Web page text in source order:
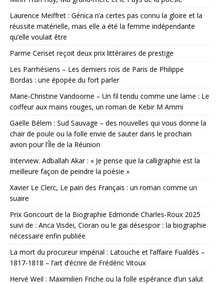
Laurence Meiffret : Génica n’a certes pas connu la gloire et la
réussite matérielle, mais elle a été la femme indépendante
qu’elle voulait être
Parme Ceriset reçoit deux prix littéraires de prestige
Les Parrhésiens – Les derniers rois de Paris de Philippe
Bordas : une épopée du fort parler
Marie-Christine Vandoorne – Un fil tendu comme une lame : Le
coiffeur aux mains rouges, un roman de Kebir M Ammi
Gaëlle Bélem : Sud Sauvage – des nouvelles qui vous donne la
chair de poule ou la folle envie de sauter dans le prochain
avion pour l’Île de la Réunion
Interview. Adballah Akar : « Je pense que la calligraphie est la
meilleure façon de peindre la poésie »
Xavier Le Clerc, Le pain des Français : un roman comme un
suaire
Prix Goncourt de la Biographie Edmonde Charles-Roux 2025
suivi de : Anca Visdei, Cioran ou le gai désespoir : la biographie
nécessaire enfin publiée
La mort du procureur impérial : Latouche et l’affaire Fualdès –
1817-1818 – l’art d’écrire de Frédéric Vitoux
Hervé Weil : Maximilien Friche ou la folle espérance d’un salut